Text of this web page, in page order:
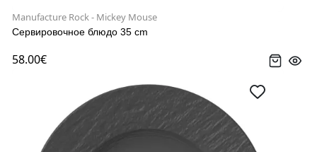
Manufacture Rock - Mickey Mouse
Сервировочное блюдо 35 cm
58.00€